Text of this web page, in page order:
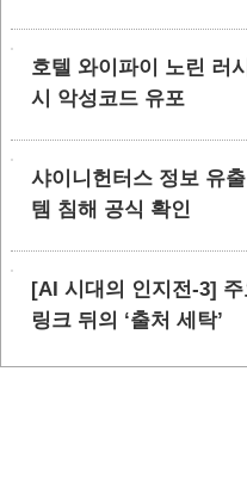
호텔 와이파이 노린 러
시 악성코드 유포
샤이니헌터스 정보 유
템 침해 공식 확인
[AI 시대의 인지전-3]
링크 뒤의 ‘출처 세탁’